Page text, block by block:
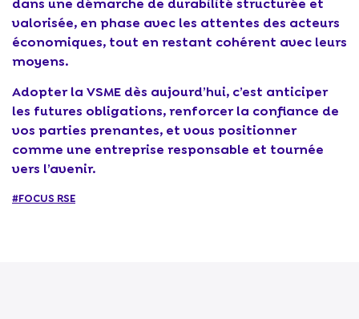
dans une démarche de durabilité structurée et
valorisée, en phase avec les attentes des acteurs
économiques, tout en restant cohérent avec leurs
moyens.
Adopter la VSME dès aujourd’hui, c’est anticiper
les futures obligations, renforcer la confiance de
vos parties prenantes, et vous positionner
comme une entreprise responsable et tournée
vers l’avenir.
#FOCUS RSE